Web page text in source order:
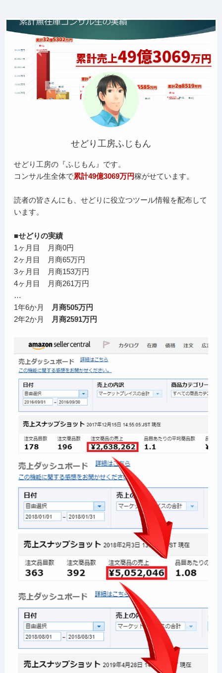
せどり工房ふじもん
せどり工房の『ふじもん』です。
コンサル生全体で累計49億3069万円稼がせています。
読者の皆さんにも、せどりに役立つツール情報を配布して
います。
■せどりの実績
1ヶ月目 月商0円
2ヶ月目 月商65万円
3ヶ月目 月商153万円
4ヶ月目 月商261万円
…
1年6か月
月商505万円
2年2か月
月商2591万円